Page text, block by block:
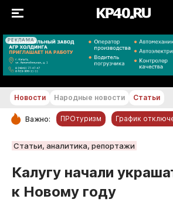
РЕКЛАМА
+19...+20
РУБРИКИ
Новости компаний
Статьи
Новости Народные новости Статьи
Важно: ПРОтуризм График
Статьи, аналитика, репортажи
Калугу начали
к Новому году